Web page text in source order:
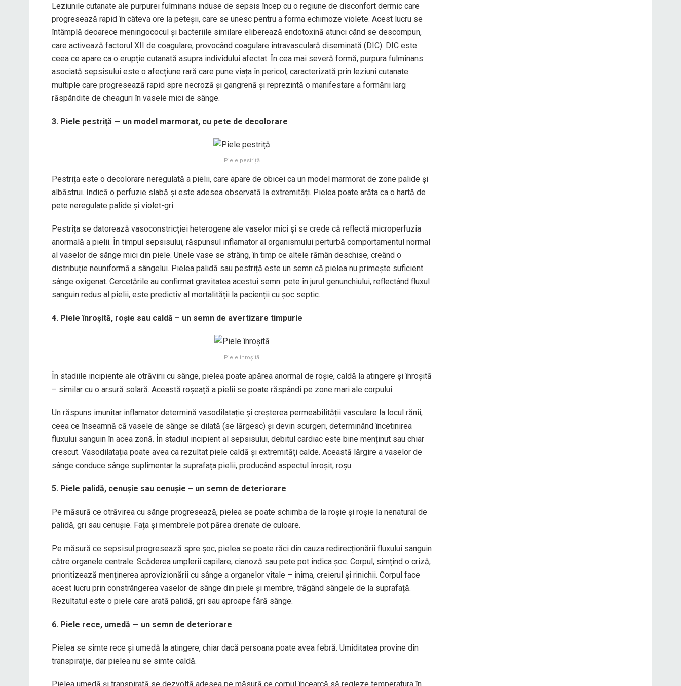
Leziunile cutanate ale purpurei fulminans induse de sepsis încep cu o regiune de disconfort dermic care
progresează rapid în câteva ore la peteșii, care se unesc pentru a forma echimoze violete. Acest lucru se
întâmplă deoarece meningococul și bacteriile similare eliberează endotoxină atunci când se descompun,
care activează factorul XII de coagulare, provocând coagulare intravasculară diseminată (DIC). DIC este
ceea ce apare ca o erupție cutanată asupra individului afectat. În cea mai severă formă, purpura fulminans
asociată sepsisului este o afecțiune rară care pune viața în pericol, caracterizată prin leziuni cutanate
multiple care progresează rapid spre necroză și gangrenă și reprezintă o manifestare a formării larg
răspândite de cheaguri în vasele mici de sânge.
3. Piele pestriță — un model marmorat, cu pete de decolorare
Piele pestriță
Pestrița este o decolorare neregulată a pielii, care apare de obicei ca un model marmorat de zone palide și
albăstrui. Indică o perfuzie slabă și este adesea observată la extremități. Pielea poate arăta ca o hartă de
pete neregulate palide și violet-gri.
Pestrița se datorează vasoconstricției heterogene ale vaselor mici și se crede că reflectă microperfuzia
anormală a pielii. În timpul sepsisului, răspunsul inflamator al organismului perturbă comportamentul normal
al vaselor de sânge mici din piele. Unele vase se strâng, în timp ce altele rămân deschise, creând o
distribuție neuniformă a sângelui. Pielea palidă sau pestriță este un semn că pielea nu primește suficient
sânge oxigenat. Cercetările au confirmat gravitatea acestui semn: pete în jurul genunchiului, reflectând fluxul
sanguin redus al pielii, este predictiv al mortalității la pacienții cu șoc septic.
4. Piele înroșită, roșie sau caldă – un semn de avertizare timpurie
Piele înroșită
În stadiile incipiente ale otrăvirii cu sânge, pielea poate apărea anormal de roșie, caldă la atingere și înroșită
– similar cu o arsură solară. Această roșeață a pielii se poate răspândi pe zone mari ale corpului.
Un răspuns imunitar inflamator determină vasodilatație și creșterea permeabilității vasculare la locul rănii,
ceea ce înseamnă că vasele de sânge se dilată (se lărgesc) și devin scurgeri, determinând încetinirea
fluxului sanguin în acea zonă. În stadiul incipient al sepsisului, debitul cardiac este bine menținut sau chiar
crescut. Vasodilatația poate avea ca rezultat piele caldă și extremități calde. Această lărgire a vaselor de
sânge conduce sânge suplimentar la suprafața pielii, producând aspectul înroșit, roșu.
5. Piele palidă, cenușie sau cenușie – un semn de deteriorare
Pe măsură ce otrăvirea cu sânge progresează, pielea se poate schimba de la roșie și roșie la nenatural de
palidă, gri sau cenușie. Fața și membrele pot părea drenate de culoare.
Pe măsură ce sepsisul progresează spre șoc, pielea se poate răci din cauza redirecționării fluxului sanguin
către organele centrale. Scăderea umplerii capilare, cianoză sau pete pot indica șoc. Corpul, simțind o criză,
prioritizează menținerea aprovizionării cu sânge a organelor vitale – inima, creierul și rinichii. Corpul face
acest lucru prin constrângerea vaselor de sânge din piele și membre, trăgând sângele de la suprafață.
Rezultatul este o piele care arată palidă, gri sau aproape fără sânge.
6. Piele rece, umedă — un semn de deteriorare
Pielea se simte rece și umedă la atingere, chiar dacă persoana poate avea febră. Umiditatea provine din
transpirație, dar pielea nu se simte caldă.